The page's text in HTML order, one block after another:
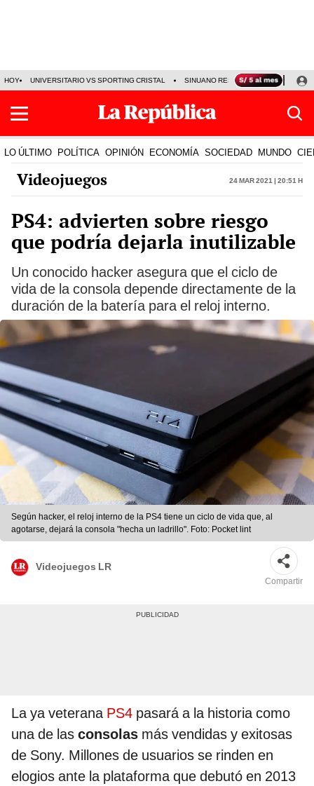
HOY UNIVERSITARIO VS SPORTING CRISTAL SINUANO RESULTADOS HOY
LO ÚLTIMO POLÍTICA OPINIÓN ECONOMÍA SOCIEDAD MUNDO
Videojuegos 24 Mar 2021 | 20:51 h
PS4: advierten sobre riesgo
que podría dejarla inutilizable
Un conocido hacker asegura que el ciclo de
vida de la consola depende directamente de la
duración de la batería para el reloj interno.
Según hacker, el reloj interno de la PS4 tiene un ciclo de vida que, al
agotarse, dejará la consola "hecha un ladrillo". Foto: Pocket lint
Videojuegos LR
Compartir
La ya veterana PS4 pasará a la historia como
una de las consolas más vendidas y exitosas
de Sony. Millones de usuarios se rinden en
elogios ante la plataforma que debutó en 2013